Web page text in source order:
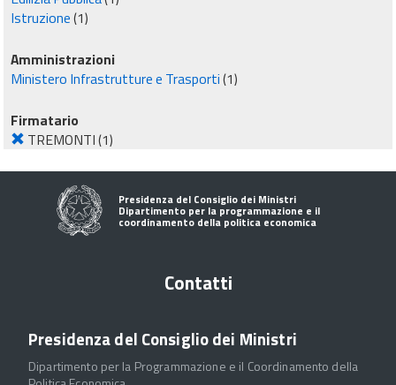
Istruzione(1)
Amministrazioni
Ministero Infrastrutture e Trasporti(1)
Firmatario
TREMONTI(1)
Presidenza del Consiglio dei Ministri
Dipartimento per la programmazione e il
coordinamento della politica economica
Contatti
Presidenza del Consiglio dei Ministri
Dipartimento per la Programmazione e il Coordinamento della